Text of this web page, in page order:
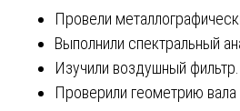
Провели
Выполнили спектральный
Изучили воздушный фильтр.
Проверили геометрию вала